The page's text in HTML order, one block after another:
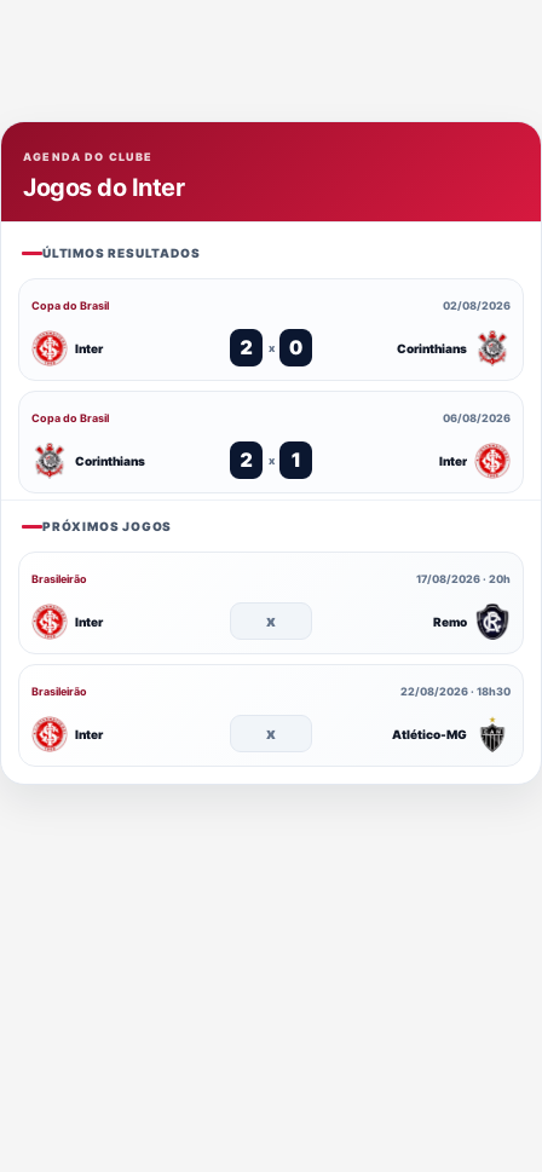
AGENDA DO CLUBE
Jogos do Inter
ÚLTIMOS RESULTADOS
Copa do Brasil 02/08/2026
Inter 2 x 0 Corinthians
Copa do Brasil 06/08/2026
Corinthians 2 x 1 Inter
PRÓXIMOS JOGOS
Brasileirão 17/08/2026 · 20h
Inter x Remo
Brasileirão 22/08/2026 · 18h30
Inter x Atlético-MG